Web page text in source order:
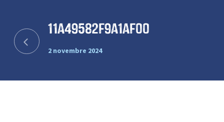
11a49582f9a1af00
2 novembre 2024